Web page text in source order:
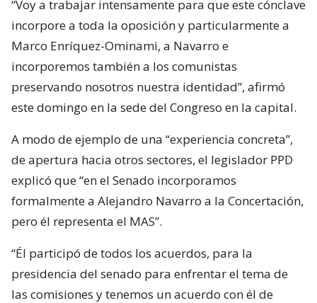
“Voy a trabajar intensamente para que este cónclave
incorpore a toda la oposición y particularmente a
Marco Enríquez-Ominami, a Navarro e
incorporemos también a los comunistas
preservando nosotros nuestra identidad”, afirmó
este domingo en la sede del Congreso en la capital.
A modo de ejemplo de una “experiencia concreta”,
de apertura hacia otros sectores, el legislador PPD
explicó que “en el Senado incorporamos
formalmente a Alejandro Navarro a la Concertación,
pero él representa el MAS”.
“Él participó de todos los acuerdos, para la
presidencia del senado para enfrentar el tema de
las comisiones y tenemos un acuerdo con él de